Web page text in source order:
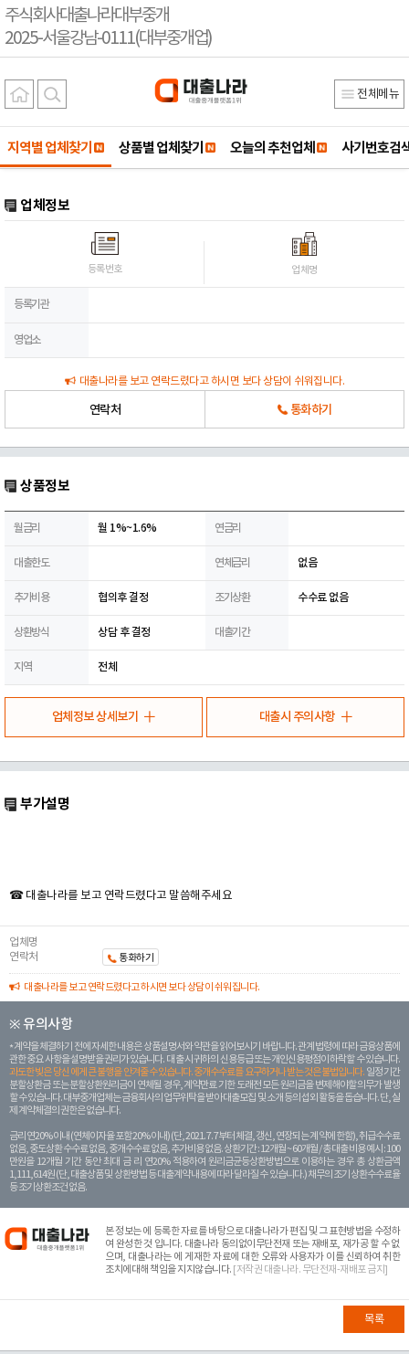
주식회사대출나라대부중개
2025-서울강남-0111(대부중개업)
전체메뉴
지역별 업체찾기 상품별 업체찾기 오늘의 추천업체 사기번호검
업체정보
등록번호 업체명
등록기관
영업소
대출나라를 보고 연락드렸다고 하시면 보다 상담이 쉬워집니다.
연락처 통화하기
상품정보
월금리 월 1%~1.6% 연금리
대출한도 연체금리 없음
추가비용 협의후 결정 조기상환 수수료 없음
상환방식 상담 후 결정 대출기간
지역 전체
업체정보 상세보기 대출시 주의사항
부가설명
☎ 대출나라를 보고 연락드렸다고 말씀해주세요
업체명
연락처
통화하기
대출나라를 보고 연락드렸다고 하시면 보다 상담이 쉬워집니다.
※ 유의사항
계약을 체결하기 전에 자세한 내용은 상품설명서와 약관을 읽어보시기 바랍니다. 관계 법령에 따라 금융상품에
관한 중요 사항을 설명받을 권리가 있습니다. 대 출 시 귀하의 신용등급 또는 개인신용평점이 하락할 수 있습니다.
과도한 빚은 당신 에게 큰 불행을 안겨줄 수 있습니다. 중개수수료를 요구하거나 받는 것은 불법입니다. 일정 기간
분할상환금 또는 분할상환원리금이 연체될 경우, 계약만료 기한 도래전 모든 원리금을 변제해야할 의무가 발생
할 수 있습니다. 대부중개업체는 금융회사의 업무위탁을 받아 대출모집 및 소개 등의 섭외 활동을 돕습니다. 단, 실
제 계약체결의 권한은 없습니다.
금리 연20% 이내 (연체이자율 포함 20% 이내) (단, 2021. 7. 7부터 체결, 갱신, 연장되는 계 약에 한함), 취급수수료
없음, 중도상환 수수료 없음, 중개수수료 없음, 추가비용 없음. 상환기간 : 12개월 ~ 60개월 / 총 대출 비용 예시 : 100
만원을 12개월 기간 동안 최대 금 리 연20% 적용하여 원리금균등상환방법으로 이용하는 경우 총 상환금액
1,111,614원 (단, 대출상품 및 상환방법 등 대출계약 내용에 따라 달라질 수 있습니다.) 채무의 조기 상환수수료율
등 조기상환조건 없음.
본 정보는에 등록한 자료를 바탕으로 대출나라가 편집 및 그 표현방법을 수정하
여 완성한 것 입니다. 대출나라 동의없이무단전재 또는 재배포, 재가공 할 수 없
으며, 대출나라는 에 게재한 자료에 대한 오류와 사용자가 이를 신뢰하여 취한
조치에대해 책임을 지지않습니다. [저작권 대출나라. 무단전재-재배포 금지]
목록